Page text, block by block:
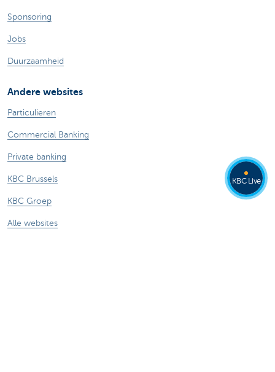
Sponsoring
Jobs
Duurzaamheid
Andere websites
Particulieren
Commercial Banking
Private banking
KBC Brussels
KBC Groep
Alle websites
KBC Live